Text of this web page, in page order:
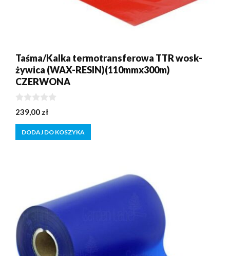
Taśma/Kalka termotransferowa TTR wosk-
żywica (WAX-RESIN)(110mmx300m)
CZERWONA
0
z
5
239,00 zł
DODAJ DO KOSZYKA